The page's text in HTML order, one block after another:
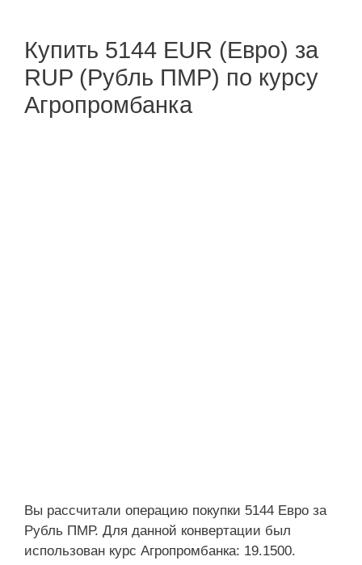
Купить 5144 EUR (Евро) за
RUP (Рубль ПМР) по курсу
Агропромбанка
Вы рассчитали операцию покупки 5144 Евро за
Рубль ПМР. Для данной конвертации был
использован курс Агропромбанка: 19.1500.